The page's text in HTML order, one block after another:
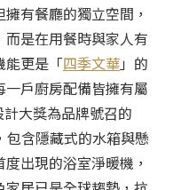
有餐廳的獨立空間，
是在用餐時與家人有
能更是「四季文華」的
戶廚房配備皆擁有屬
大獎為品牌號召的
含隱藏式的水箱與懸
出現的浴室淨暖機，